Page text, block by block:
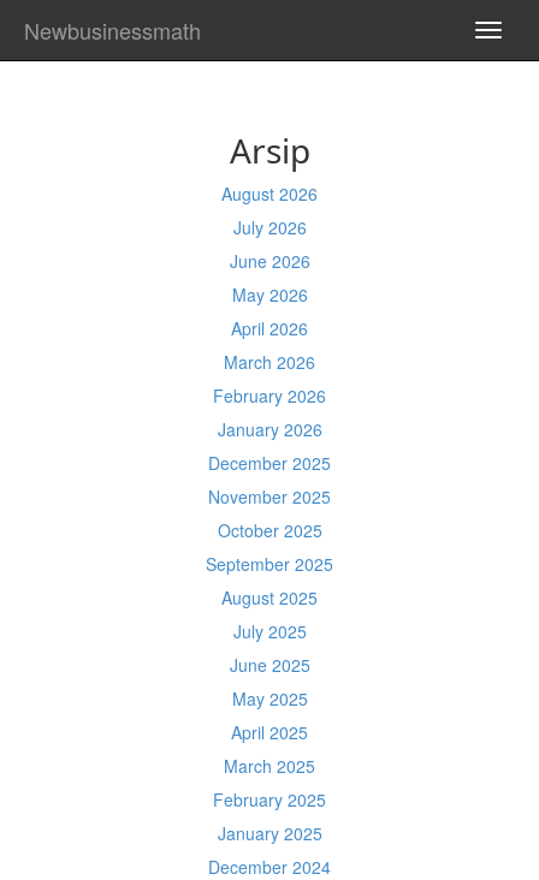
Newbusinessmath
Arsip
August 2026
July 2026
June 2026
May 2026
April 2026
March 2026
February 2026
January 2026
December 2025
November 2025
October 2025
September 2025
August 2025
July 2025
June 2025
May 2025
April 2025
March 2025
February 2025
January 2025
December 2024